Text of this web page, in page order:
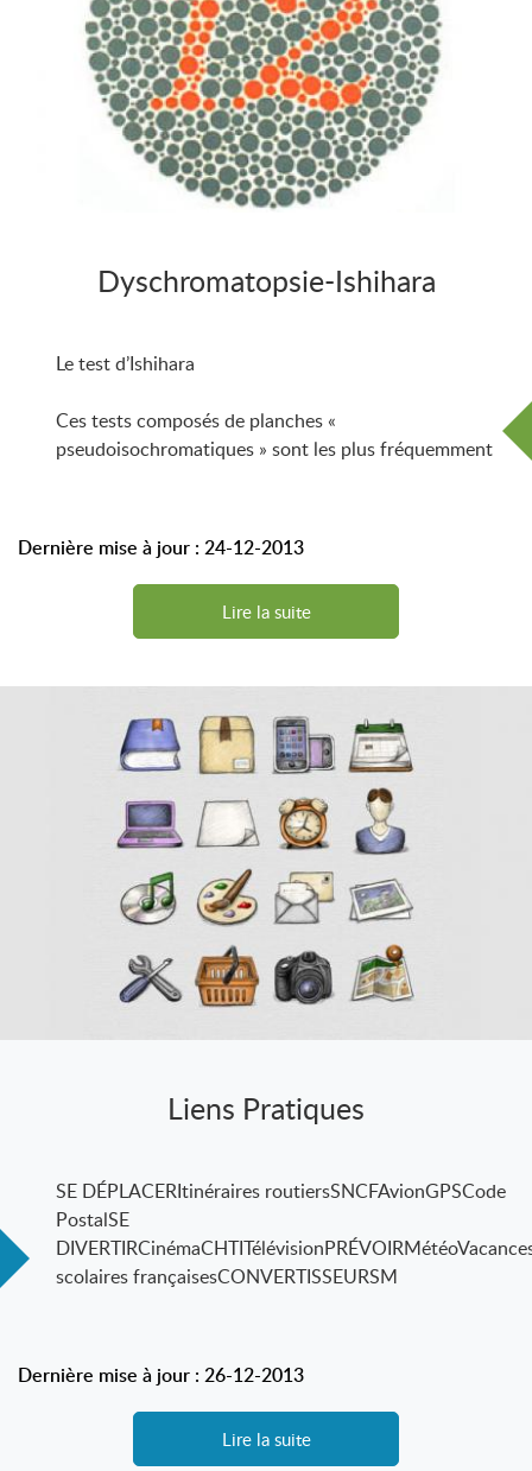
Dyschromatopsie-Ishihara
Le test d’Ishihara
Ces tests composés de planches «
pseudoisochromatiques » sont les plus fréquemment
Dernière mise à jour : 24-12-2013
Lire la suite
Liens Pratiques
SE DÉPLACERItinéraires routiersSNCFAvionGPSCode
PostalSE
scolaires françaisesCONVERTISSEURSM
Dernière mise à jour : 26-12-2013
Lire la suite